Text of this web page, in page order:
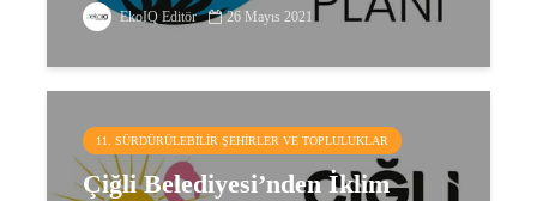
EkoIQ Editör 26 Mayıs 2021
11. SÜRDÜRÜLEBILIR ŞEHIRLER VE TOPLULUKLAR
Çiğli Belediyesi’nden İklim